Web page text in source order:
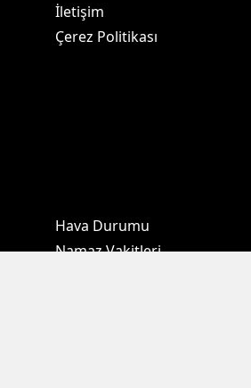
İletişim
Çerez Politikası
Hava Durumu
Namaz Vakitleri